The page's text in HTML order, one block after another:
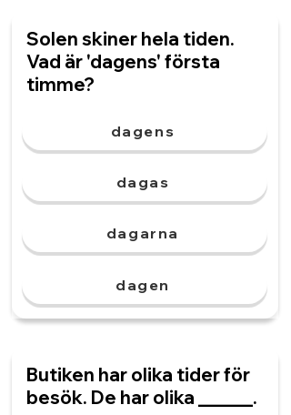
Solen skiner hela tiden.
Vad är 'dagens' första
timme?
dagens
dagas
dagarna
dagen
Butiken har olika tider för
besök. De har olika ______.